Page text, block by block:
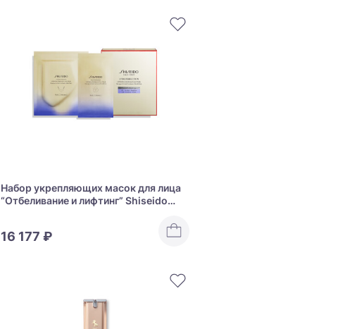
Набор укрепляющих масок для лица
“Отбеливание и лифтинг” Shiseido
16 177 ₽